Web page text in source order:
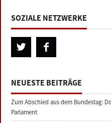
SOZIALE NETZWERKE
NEUESTE BEITRÄGE
Zum Abschied aus dem Bundestag:
Parlament